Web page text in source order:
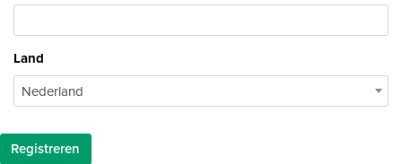
Land
Nederland
Registreren